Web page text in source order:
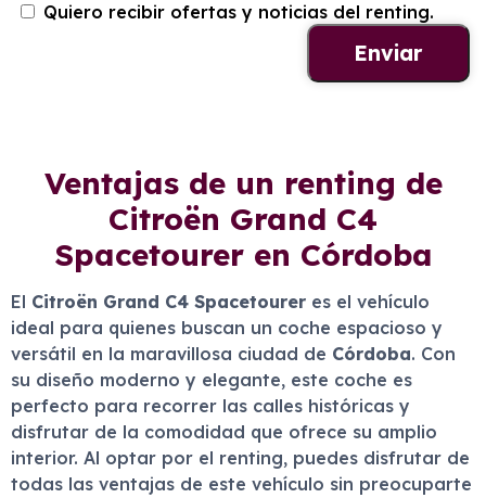
Quiero recibir ofertas y noticias del renting.
Ventajas de un renting de
Citroën Grand C4
Spacetourer en Córdoba
El Citroën Grand C4 Spacetourer es el vehículo
ideal para quienes buscan un coche espacioso y
versátil en la maravillosa ciudad de Córdoba. Con
su diseño moderno y elegante, este coche es
perfecto para recorrer las calles históricas y
disfrutar de la comodidad que ofrece su amplio
interior. Al optar por el renting, puedes disfrutar de
todas las ventajas de este vehículo sin preocuparte